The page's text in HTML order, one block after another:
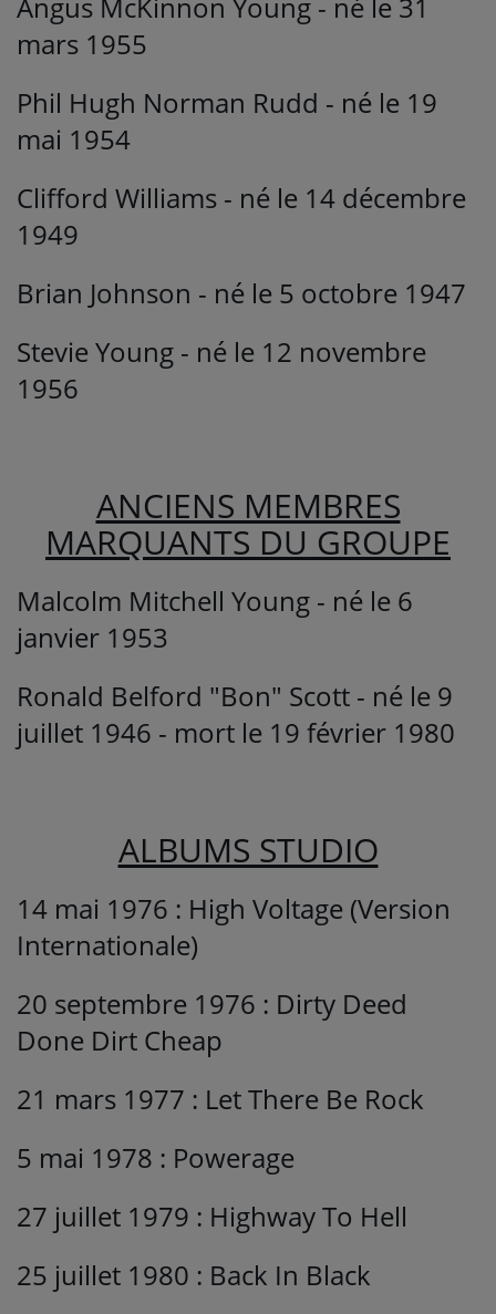
Agenda
Titres diffusés
mars 1955
Phil Hugh Norman Rudd - né le 19
mai 1954
Clifford Williams - né le 14 décembre
1949
Brian Johnson - né le 5 octobre 1947
Stevie Young - né le 12 novembre
1956
ANCIENS MEMBRES
MARQUANTS DU GROUPE
Malcolm Mitchell Young - né le 6
janvier 1953
Ronald Belford "Bon" Scott - né le 9
juillet 1946 - mort le 19 février 1980
ALBUMS STUDIO
14 mai 1976 : High Voltage (Version
Internationale)
20 septembre 1976 : Dirty Deed
Done Dirt Cheap
21 mars 1977 : Let There Be Rock
5 mai 1978 : Powerage
27 juillet 1979 : Highway To Hell
25 juillet 1980 : Back In Black